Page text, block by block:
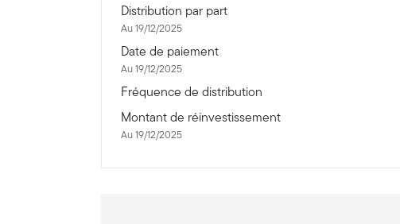
Distribution par part
Au 19/12/2025
Date de paiement
Au 19/12/2025
Fréquence de distribution
Montant de réinvestissement
Au 19/12/2025